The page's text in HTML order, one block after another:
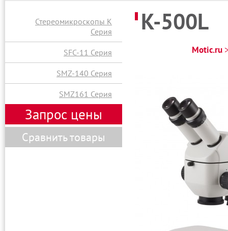
Стереомикроскопы K
Серия
SFC-11 Серия
SMZ-140 Серия
SMZ161 Серия
Запрос цены
Сравнить товары
K-500L
Motic.ru